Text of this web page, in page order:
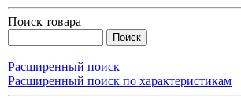
Поиск товара
Расширенный поиск
Расширенный поиск по характеристикам